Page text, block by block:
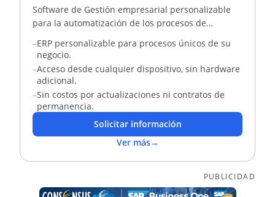
Software de Gestión empresarial personalizable
para la automatización de los procesos de
–ERP personalizable para procesos únicos de su
negocio.
–Acceso desde cualquier dispositivo, sin hardware
adicional.
–Sin costos por actualizaciones ni contratos de
permanencia.
Solicitar información
Ver más→
PUBLICIDAD